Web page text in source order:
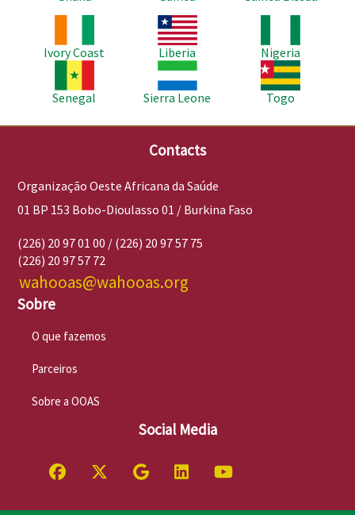
Ivory Coast
Imagem
Liberia
Nigeria
Imagem
Senegal
Imagem
Sierra Leone
Imagem
Togo
Contacts
Organização Oeste Africana da Saúde
01 BP 153 Bobo-Dioulasso 01 / Burkina Faso
(226) 20 97 01 00 / (226) 20 97 57 75
(226) 20 97 57 72
wahooas@wahooas.org
Sobre
O que fazemos
Parceiros
Sobre a OOAS
Social Media